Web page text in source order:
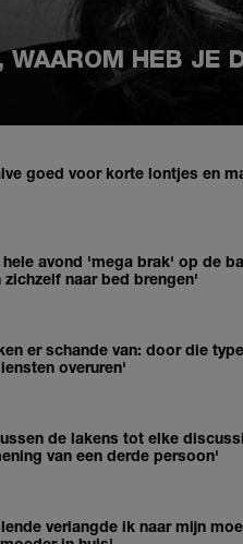
WAAROM HEB JE
goed voor korte lontjes en
avond 'mega brak' op de
naar bed brengen'
er schande van: door die
overuren'
de lakens tot elke
van een derde persoon'
verlangde ik naar mijn